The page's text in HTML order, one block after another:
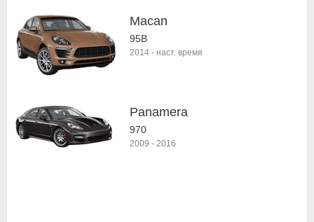
Macan
95B
2014 - наст. время
Panamera
970
2009 - 2016